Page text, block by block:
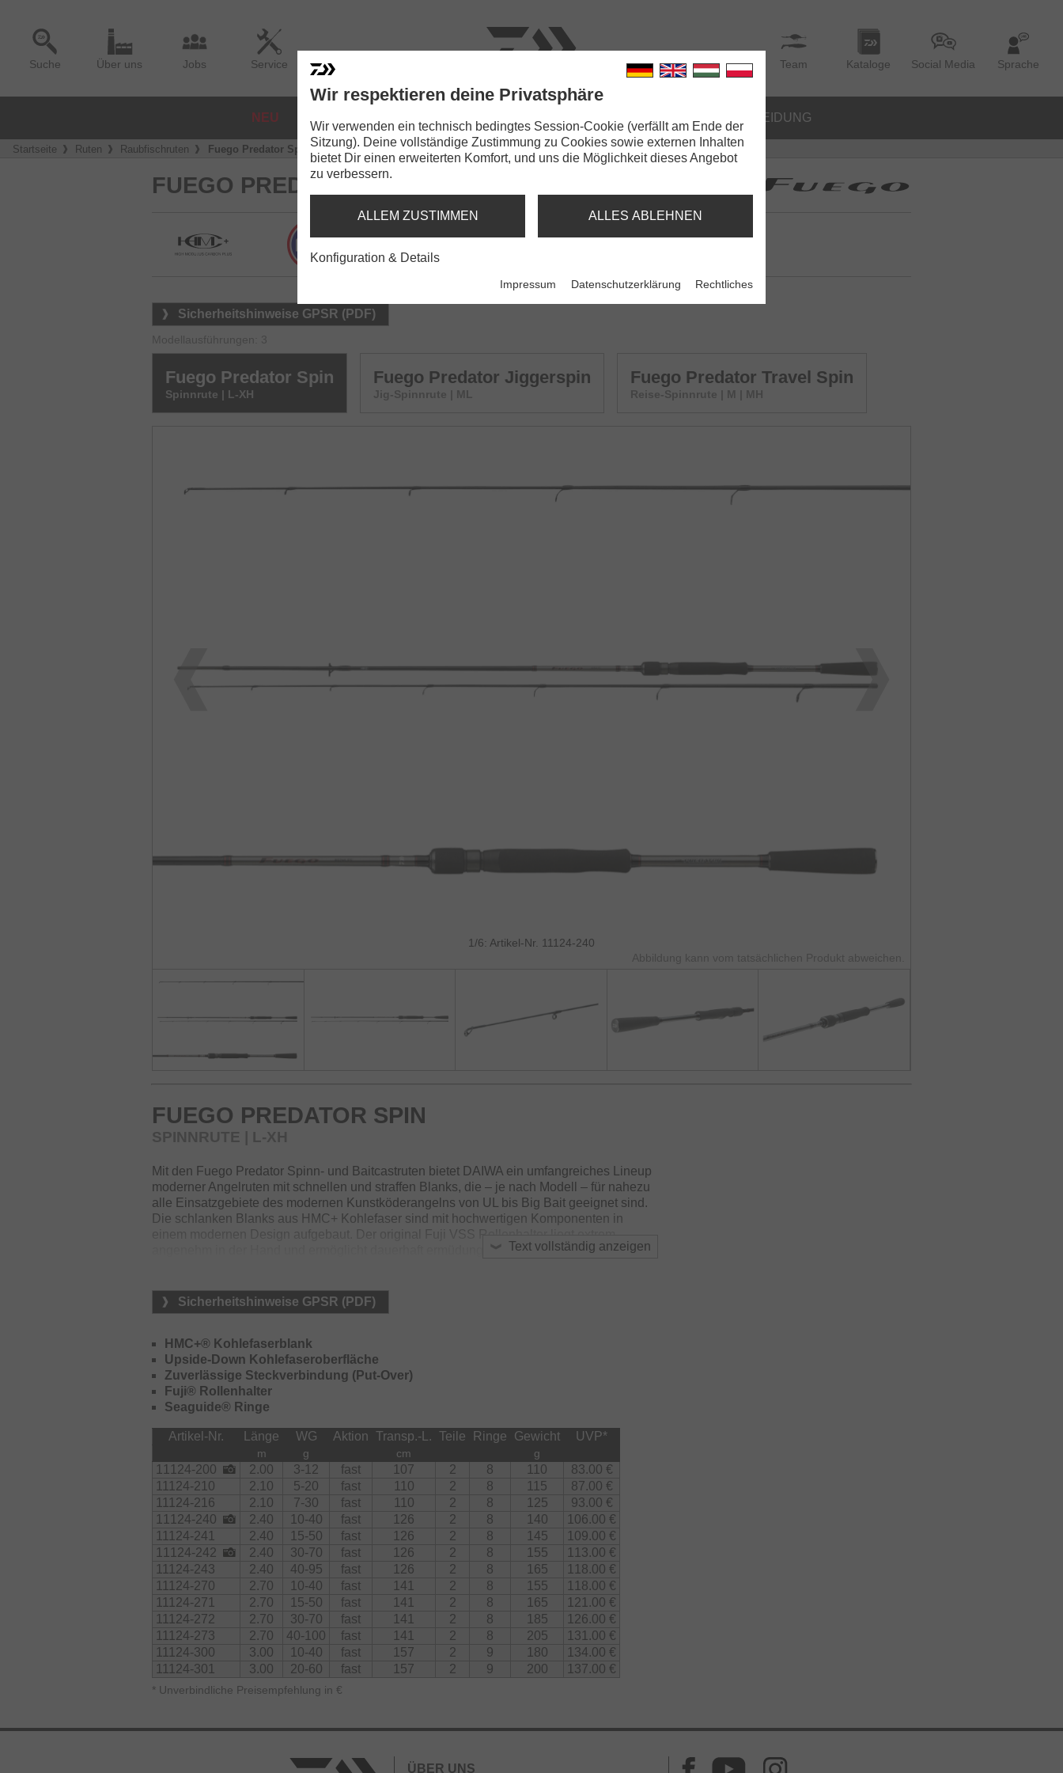
Suche Über uns Jobs Service Team Kataloge Social Media Sprache
NEU BEKLEIDUNG
Startseite Ruten Raubfischruten Fuego Predator Spin
FUEGO PREDATOR SPIN
Sicherheitshinweise GPSR (PDF)
Modellausführungen: 3
Fuego Predator Spin
Spinnrute | L-XH
Fuego Predator Jiggerspin
Jig-Spinnrute | ML
Fuego Predator Travel Spin
Reise-Spinnrute | M | MH
1/6: Artikel-Nr. 11124-240
Abbildung kann vom tatsächlichen Produkt abweichen.
FUEGO PREDATOR SPIN
SPINNRUTE | L-XH
Text vollständig anzeigen
Mit den Fuego Predator Spinn- und Baitcastruten bietet DAIWA ein umfangreiches Lineup
moderner Angelruten mit schnellen und straffen Blanks, die – je nach Modell – für nahezu
alle Einsatzgebiete des modernen Kunstköderangelns von UL bis Big Bait geeignet sind.
Die schlanken Blanks aus HMC+ Kohlefaser sind mit hochwertigen Komponenten in
einem modernen Design aufgebaut. Der original Fuji VSS Rollenhalter liegt extrem
angenehm in der Hand und ermöglicht dauerhaft ermüdungsfreies Fischen. Die
Die spezielle Kohlefaser-Blankoberfläche in Verbindung mit den innovativ geformten EVA-
Sicherheitshinweise GPSR (PDF)
HMC+® Kohlefaserblank
Upside-Down Kohlefaseroberfläche
Zuverlässige Steckverbindung (Put-Over)
Fuji® Rollenhalter
Seaguide® Ringe
Artikel-Nr. Länge WG Aktion Transp.-L. Teile Ringe Gewicht UVP*
m g cm g
11124-200 2.00 3-12 fast 107 2 8 110
83.00 €
11124-210
2.10 5-20 fast 110 2 8 115
87.00 €
11124-216
2.10 7-30 fast 110 2 8 125
93.00 €
11124-240
2.40 10-40 fast 126 2 8 140
106.00 €
11124-241
2.40 15-50 fast 126 2 8 145
109.00 €
11124-242
2.40 30-70 fast 126 2 8 155
113.00 €
11124-243
2.40 40-95 fast 126 2 8 165
118.00 €
11124-270
2.70 10-40 fast 141 2 8 155
118.00 €
11124-271
2.70 15-50 fast 141 2 8 165
121.00 €
11124-272
2.70 30-70 fast 141 2 8 185
126.00 €
11124-273
2.70 40-100 fast 141 2 8 205
131.00 €
11124-300
3.00 10-40 fast 157 2 9 180
134.00 €
11124-301
3.00 20-60 fast 157 2 9 200 137.00 €
* Unverbindliche Preisempfehlung in €
ÜBER UNS
Wir respektieren deine Privatsphäre
Wir verwenden ein technisch bedingtes Session-Cookie (verfällt am Ende der
Sitzung). Deine vollständige Zustimmung zu Cookies sowie externen Inhalten
bietet Dir einen erweiterten Komfort, und uns die Möglichkeit dieses Angebot
zu verbessern.
ALLEM ZUSTIMMEN ALLES ABLEHNEN
Konfiguration & Details
Impressum Datenschutzerklärung Rechtliches